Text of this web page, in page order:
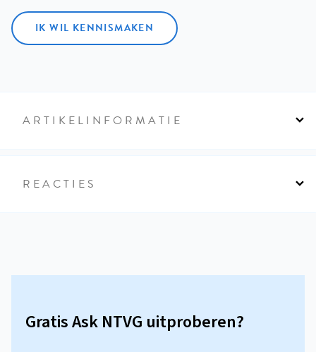
IK WIL KENNISMAKEN
ARTIKELINFORMATIE
REACTIES
Gratis Ask NTVG uitproberen?